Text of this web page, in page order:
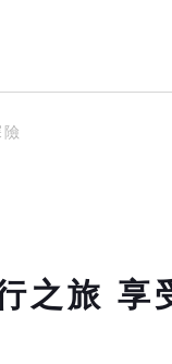
之旅 享